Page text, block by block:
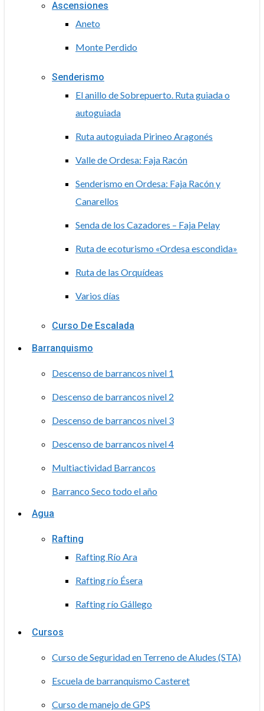
Ascensiones
Aneto
Monte Perdido
Senderismo
El anillo de Sobrepuerto. Ruta guiada o
autoguiada
Ruta autoguiada Pirineo Aragonés
Valle de Ordesa: Faja Racón
Senderismo en Ordesa: Faja Racón y
Canarellos
Senda de los Cazadores – Faja Pelay
Ruta de ecoturismo «Ordesa escondida»
Ruta de las Orquídeas
Varios días
Curso De Escalada
Barranquismo
Descenso de barrancos nivel 1
Descenso de barrancos nivel 2
Descenso de barrancos nivel 3
Descenso de barrancos nivel 4
Multiactividad Barrancos
Barranco Seco todo el año
Agua
Rafting
Rafting Río Ara
Rafting río Ésera
Rafting río Gállego
Cursos
Curso de Seguridad en Terreno de Aludes (STA)
Escuela de barranquismo Casteret
Curso de manejo de GPS